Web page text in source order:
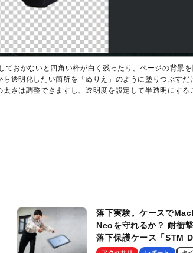
おかないと四角い枠が白く残ったり、ページの背景を
透明化したい箇所を「ぬりえ」のように塗りつぶすだ
さは調整できますし、透明度を設定して半透明にする
落下実験。ケースで
Neoを守れるか？ 耐衝
落下保護ケース「STM
Ultra」を検証。学生、